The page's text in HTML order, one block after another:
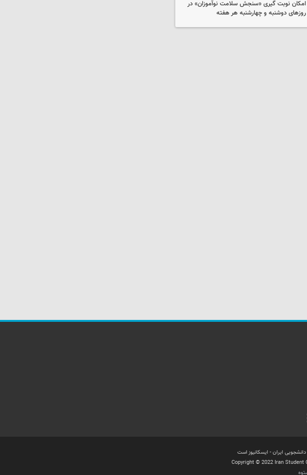
امکان نوبت گیری «سنجش سلامت نوآموزان» در
روزهای دوشنبه و چهارشنبه هر هفته
ایران - ایسکانیوز است
Copyright © 2022 Iran